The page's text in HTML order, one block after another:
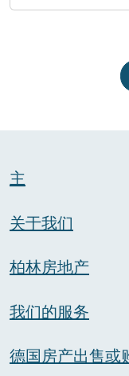
主
关于我们
柏林房地产
我们的服务
德国房产出售或